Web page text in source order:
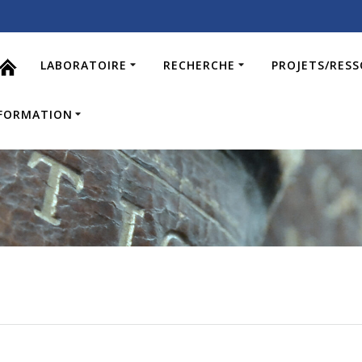
LABORATOIRE RECHERCHE PROJETS/